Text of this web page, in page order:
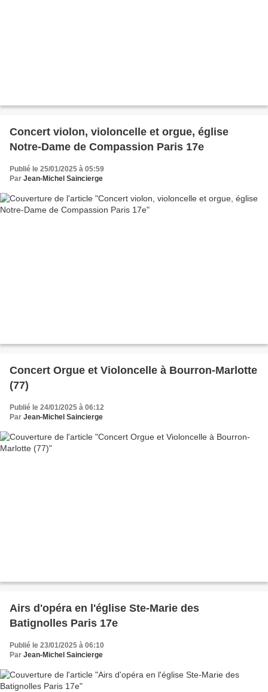
Concert violon, violoncelle et orgue, église
Notre-Dame de Compassion Paris 17e
Publié le 25/01/2025 à 05:59
Par Jean-Michel Saincierge
Concert Orgue et Violoncelle à Bourron-Marlotte
(77)
Publié le 24/01/2025 à 06:12
Par Jean-Michel Saincierge
Airs d'opéra en l'église Ste-Marie des
Batignolles Paris 17e
Publié le 23/01/2025 à 06:10
Par Jean-Michel Saincierge